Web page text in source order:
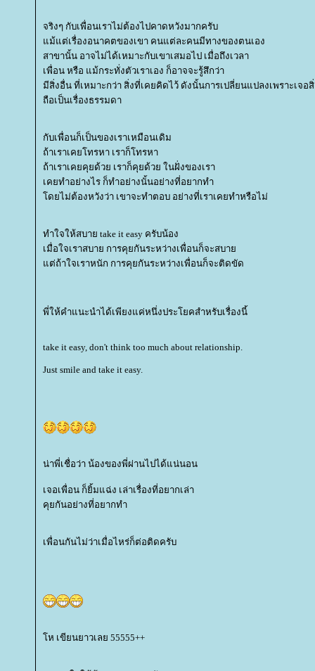
จริงๆ กับเพื่อนเราไม่ต้องไปคาดหวังมากครับ
ม้แต่เรื่องอนาคตของเขา คนแต่ละคนมีทางของตนเอง
สาขานั้น อาจไม่ได้เหมาะกับเขาเสมอไป เมื่อถึงเวลา
เพื่อน หรือ แม้กระทั่งตัวเราเอง ก็อาจจะรู้สึกว่า
มีสิ่งอื่น ที่เหมาะกว่า สิ่งที่เคยคิดไว้ ดังนั้นการเปลี่ยนแปลงเพราะเจอ
ถือเป็นเรื่องธรรมดา
กับเพื่อนก็เป็นของเราเหมือนเดิม
ถ้าเราเคยโทรหา เราก็โทรหา
ถ้าเราเคยคุยด้วย เราก็คุยด้วย ในฝั่งของเรา
เคยทำอย่างไร ก็ทำอย่างนั้นอย่างที่อยากทำ
ดยไม่ต้องหวังว่า เขาจะทำตอบ อย่างที่เราเคยทำหรือไม่
ทำใจให้สบาย take it easy ครับน้อง
เมื่อใจเราสบาย การคุยกันระหว่างเพื่อนก็จะสบา
ต่ถ้าใจเราหนัก การคุยกันระหว่างเพื่อนก็จะติดขัด
พี่ให้คำแนะนำได้เพียงแค่หนึ่งประโยคสำหรับเรื่องนี้
take it easy, don't think too much about relationship.
Just smile and take it easy.
น่าพี่เชื่อว่า น้องของพี่ผ่านไปได้แน่นอน
เจอเพื่อน ก็ยิ้มแฉ่ง เล่าเรื่องที่อยากเล่า
คุยกันอย่างที่อยากทำ
เพื่อนกันไม่ว่าเมื่อไหร่ก็ต่อติดครับ
ห เขียนยาวเลย 55555++